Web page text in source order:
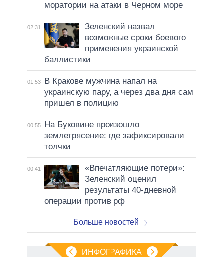
моратории на атаки в Черном море
02:31
Зеленский назвал
возможные сроки боевого
применения украинской
баллистики
01:53
В Кракове мужчина напал на
украинскую пару, а через два дня сам
пришел в полицию
00:55
На Буковине произошло
землетрясение: где зафиксировали
толчки
00:41
«Впечатляющие потери»:
Зеленский оценил
результаты 40-дневной
операции против рф
Больше новостей
ИНФОГРАФИКА